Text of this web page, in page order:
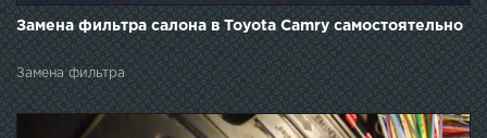
Замена фильтра салона в Toyota Camry самостоятельно
Замена фильтра